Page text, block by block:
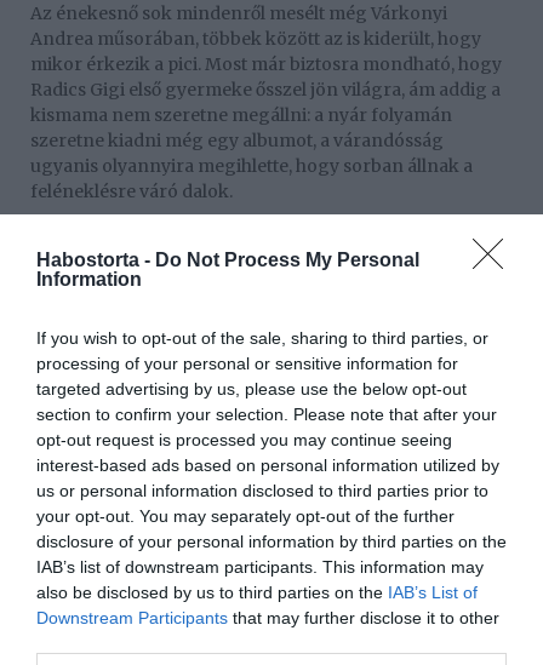
Habostorta - Do Not Process My Personal
Information
If you wish to opt-out of the sale, sharing to third parties, or
processing of your personal or sensitive information for
targeted advertising by us, please use the below opt-out
section to confirm your selection. Please note that after your
opt-out request is processed you may continue seeing
interest-based ads based on personal information utilized by
us or personal information disclosed to third parties prior to
your opt-out. You may separately opt-out of the further
disclosure of your personal information by third parties on the
IAB’s list of downstream participants. This information may
also be disclosed by us to third parties on the IAB’s List of
Downstream Participants that may further disclose it to other
Az énekesnő sok mindenről mesélt még Várkonyi
Andrea műsorában, többek között az is kiderült, hogy
mikor érkezik a pici. Most már biztosra mondható, hogy
Radics Gigi első gyermeke ősszel jön világra, ám addig a
kismama nem szeretne megállni: a nyár folyamán
szeretne kiadni még egy albumot, a várandósság
ugyanis olyannyira megihlette, hogy sorban állnak a
feléneklésre váró dalok.
Forrás: Blikk